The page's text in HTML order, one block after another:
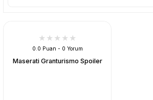
0.0 Puan - 0 Yorum
Maserati Granturismo Spoiler